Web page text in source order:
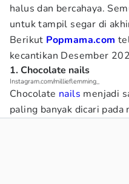
halus dan bercahaya.
untuk tampil segar di
Berikut Popmama.com
kecantikan Desember
1. Chocolate nails
Instagram.com/millieflemming_
Chocolate nails menjadi
paling banyak dicari pada